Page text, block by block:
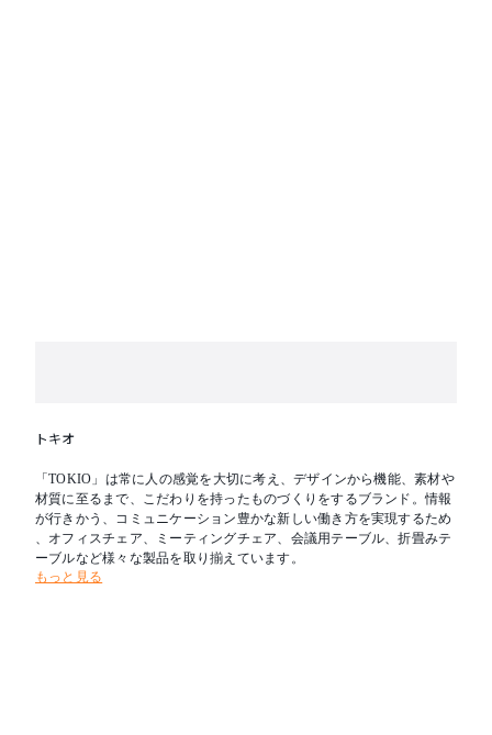
トキオ
「TOKIO」は常に人の感覚を大切に考え、デザインから機能、素材や
材質に至るまで、こだわりを持ったものづくりをするブランド。情報
が行きかう、コミュニケーション豊かな新しい働き方を実現するため
、オフィスチェア、ミーティングチェア、会議用テーブル、折畳みテ
ーブルなど様々な製品を取り揃えています。
もっと見る